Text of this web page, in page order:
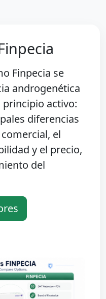
Finpecia se
androgenética
activo:
diferencias
el
y el precio,
del